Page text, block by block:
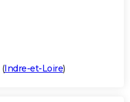
(Indre-et-Loire)